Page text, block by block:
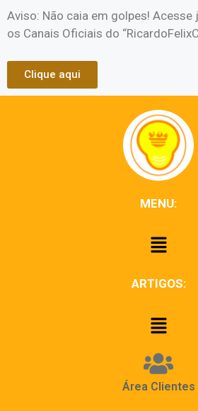
Aviso: Não caia em golpes! Acesse
os Canais Oficiais do
Clique aqui
MENU:
ARTIGOS:
Área Clientes